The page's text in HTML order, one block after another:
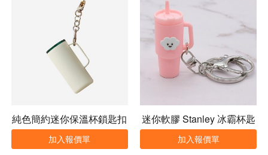
純色簡約迷你保溫杯鎖匙扣
加入報價單
迷你軟膠 Stanley 冰霸杯匙
扣
加入報價單